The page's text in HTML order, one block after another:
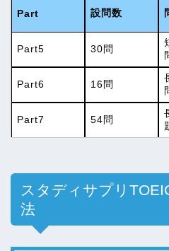
Part 設問数
Part5 30問
Part6 16問
Part7 54問
スタディサプリ
法